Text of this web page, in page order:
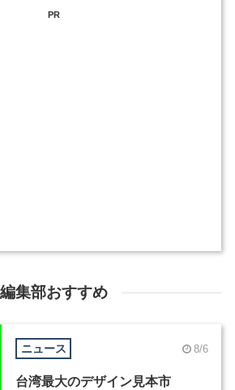
PR
編集部おすすめ
ニュース 8/6
台湾最大のデザイン見本市